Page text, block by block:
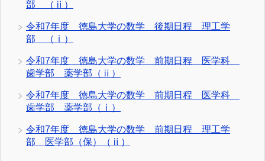
部 （ⅱ）
令和7年度 徳島大学の数学 後期日程 理工学
部 （ⅰ）
令和7年度 徳島大学の数学 前期日程 医学科
歯学部 薬学部（ⅱ）
令和7年度 徳島大学の数学 前期日程 医学科
歯学部 薬学部（ⅰ）
令和7年度 徳島大学の数学 前期日程 理工学
部 医学部（保）（ⅱ）